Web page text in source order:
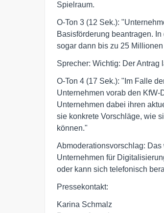
Spielraum.
O-Ton 3 (12 Sek.):
Basisförderung beantragen.
sogar dann bis zu 25
Sprecher: Wichtig: Der Antrag
O-Ton 4 (17 Sek.): "Im Falle
Unternehmen vorab den
Unternehmen dabei ihren
sie konkrete Vorschläge, wie
können."
Abmoderationsvorschlag:
Unternehmen für
oder kann sich telefonisch
Pressekontakt:
Karina Schmalz